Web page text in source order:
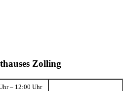
Zolling
– 12:00 Uhr